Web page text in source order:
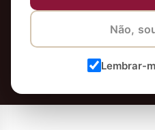
Não,
Lembrar-
Peixes